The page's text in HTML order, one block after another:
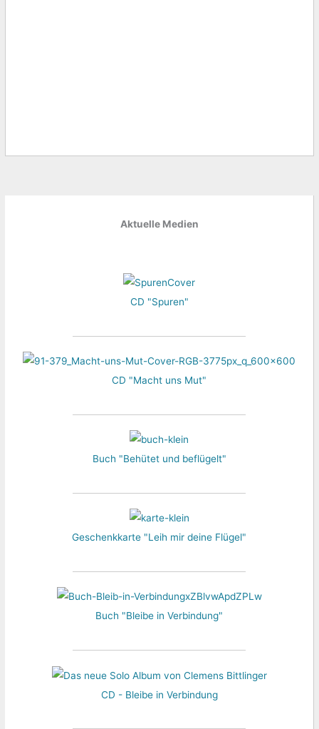
Aktuelle Medien
CD "Spuren"
CD "Macht uns Mut"
Buch "Behütet und beflügelt"
Geschenkkarte "Leih mir deine Flügel"
Buch "Bleibe in Verbindung"
CD - Bleibe in Verbindung